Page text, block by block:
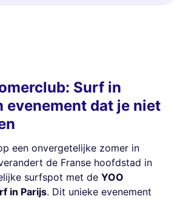
Surf in
evenement dat je niet
een onvergetelijke zomer in
de Franse hoofdstad in
surfspot met de YOO
in Parijs. Dit unieke evenement